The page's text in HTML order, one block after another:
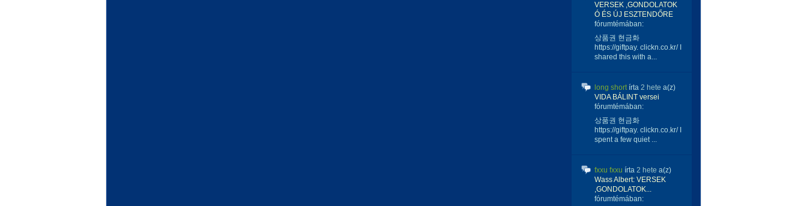
VERSEK ,GONDOLATOK
Ó ÉS ÚJ ESZTENDŐRE
fórumtémában:
상품권 현금화
https://giftpay. clickn.co.kr/ I
shared this with a...
long shortírta 2 hete a(z)
VIDA BÁLINT versei
fórumtémában:
상품권 현금화
https://giftpay. clickn.co.kr/ I
spent a few quiet ...
fxxu fxxu írta 2 hete a(z)
Wass Albert: VERSEK
,GONDOLATOK...
fórumtémában: